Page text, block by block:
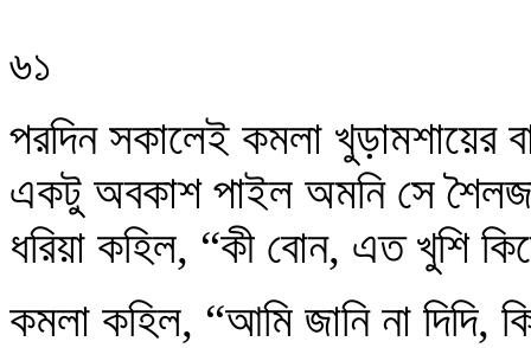
৬১
পরদিন সকালেই কমলা খুড়ামশায়ের
একটু অবকাশ পাইল অমনি সে
ধরিয়া কহিল, “কী বোন, এত খুশি
কমলা কহিল, “আমি জানি না